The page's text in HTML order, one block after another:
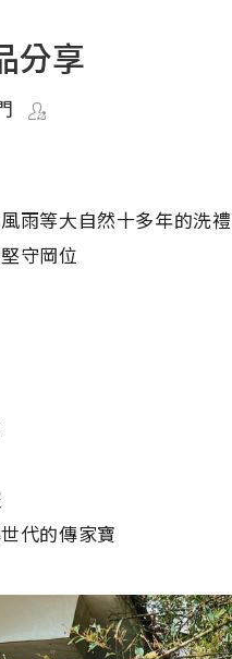
分享
雨等大自然十多年的洗禮
守岡位
代的傳家寶